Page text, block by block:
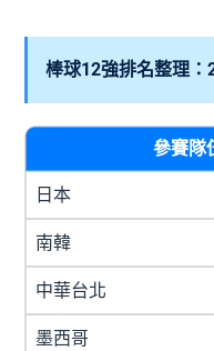
棒球12強排名整理
參賽隊
日本
南韓
中華台北
墨西哥